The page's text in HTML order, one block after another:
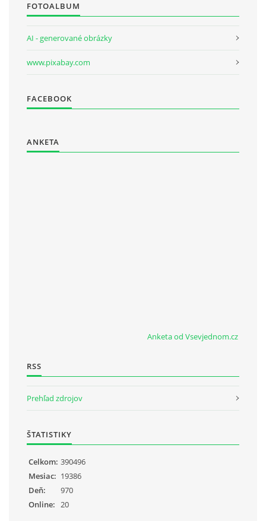
FOTOALBUM
AI - generované obrázky
www.pixabay.com
FACEBOOK
ANKETA
Anketa od Vsevjednom.cz
RSS
Prehľad zdrojov
ŠTATISTIKY
Online: 20
Celkom: 390496
Mesiac: 19386
Deň:
970